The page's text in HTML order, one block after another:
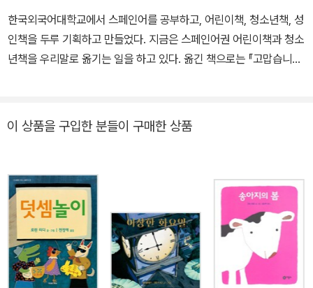
한국외국어대학교에서 스페인어를 공부하고, 어린이책, 청소년책, 성
인책을 두루 기획하고 만들었다. 지금은 스페인어권 어린이책과 청소
년책을 우리말로 옮기는 일을 하고 있다. 옮긴 책으로는 『고맙습니다,
이 상품을 구입한 분들이 구매한 상품